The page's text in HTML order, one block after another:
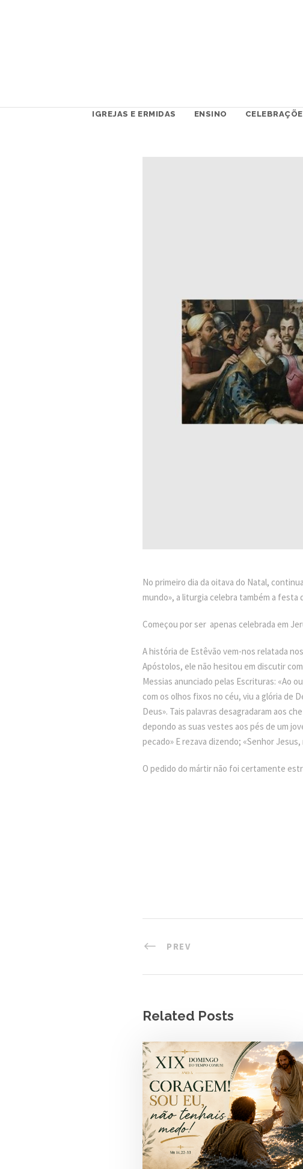
IGREJAS E ERMIDAS ENSINO
No primeiro dia da oitava do Natal,
mundo», a liturgia celebra também a festa
Começou por ser apenas celebrada em
A história de Estêvão vem-nos relatada
Apóstolos, ele não hesitou em discutir
Messias anunciado pelas Escrituras: «Ao
com os olhos fixos no céu, viu a glória de
Deus». Tais palavras desagradaram aos
depondo as suas vestes aos pés de um
pecado» E rezava dizendo; «Senhor
O pedido do mártir não foi certamente
PREV
Related Posts